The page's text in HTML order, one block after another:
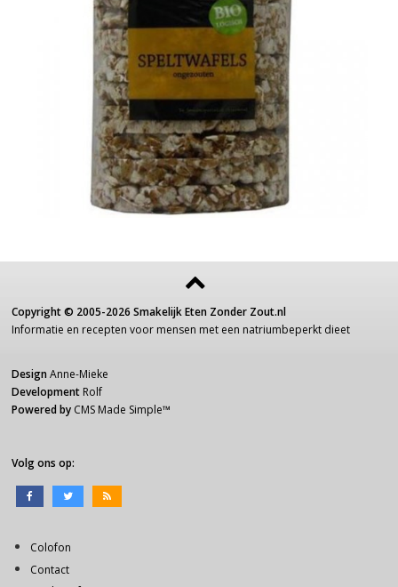
Copyright © 2005-2026 Smakelijk Eten Zonder Zout.nl
Informatie en recepten voor mensen met een natriumbeperkt dieet
Design Anne-Mieke
Development Rolf
Powered by CMS Made Simple™
Volg ons op:
Colofon
Contact